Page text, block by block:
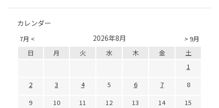
カレンダー
7月 < > 9月
2026年8月
日 月 火 水 木 金
土
1
2
3 4 5 6 7
8
9
10 11 12 13 14
15